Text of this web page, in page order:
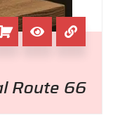
Route 66